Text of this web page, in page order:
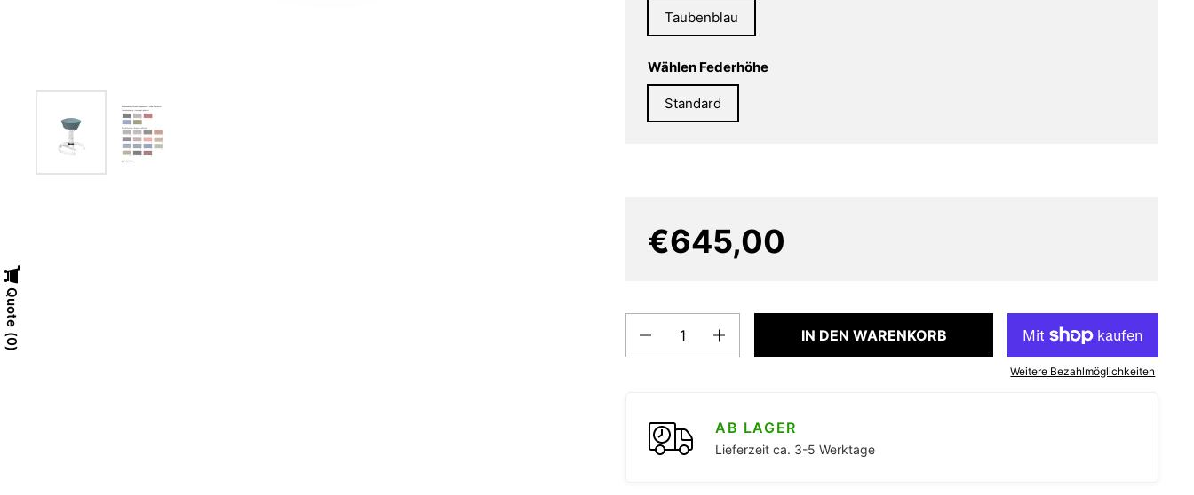
Taubenblau
Wählen Federhöhe
Standard
€645,00
IN DEN WARENKORB
Weitere Bezahlmöglichkeiten
AB LAGER
Lieferzeit ca. 3-5 Werktage
Quote
0